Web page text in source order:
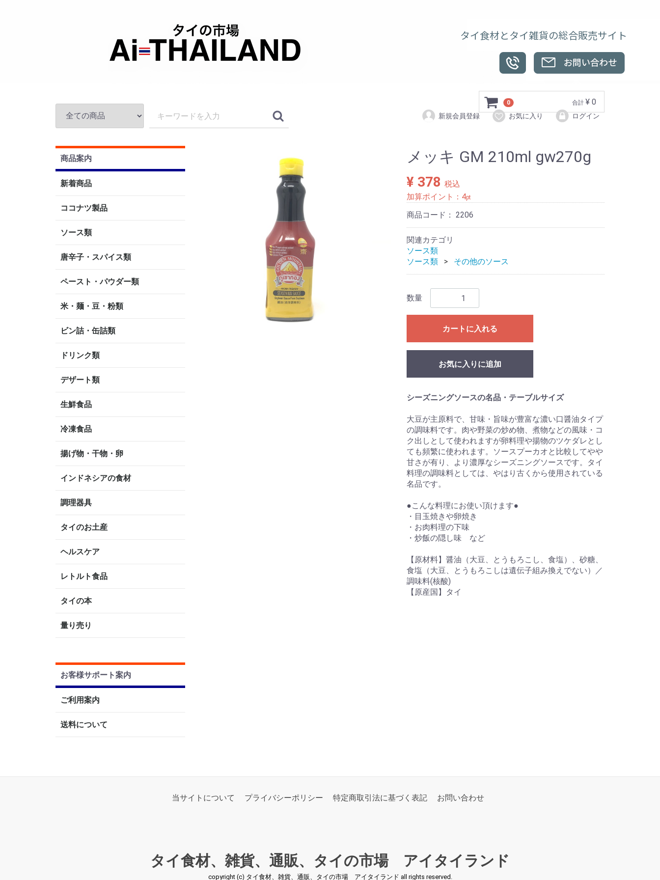
タイ食材とタイ雑貨の総合販売サイト
0 合計 ¥ 0
新規会員登録 お気に入り ログイン
商品案内
新着商品
ココナツ製品
ソース類
唐辛子・スパイス類
ペースト・パウダー類
米・麺・豆・粉類
ビン詰・缶詰類
ドリンク類
デザート類
生鮮食品
冷凍食品
揚げ物・干物・卵
インドネシアの食材
調理器具
タイのお土産
ヘルスケア
レトルト食品
タイの本
量り売り
お客様サポート案内
ご利用案内
送料について
メッキ GM 210ml gw270g
¥ 378 税込
加算ポイント： 4pt
商品コード： 2206
関連カテゴリ
ソース類
ソース類
その他のソース
数量
カートに入れる
お気に入りに追加
シーズニングソースの名品・テーブルサイズ
大豆が主原料で、甘味・旨味が豊富な濃い口醤油タイプ
の調味料です。肉や野菜の炒め物、煮物などの風味・コ
ク出しとして使われますが卵料理や揚物のツケダレとし
ても頻繁に使われます。ソースプーカオと比較してやや
甘さが有り、より濃厚なシーズニングソースです。タイ
料理の調味料としては、やはり古くから使用されている
名品です。
●こんな料理にお使い頂けます●
・目玉焼きや卵焼き
・お肉料理の下味
・炒飯の隠し味 など
【原材料】醤油（大豆、とうもろこし、食塩）、砂糖、
食塩（大豆、とうもろこしは遺伝子組み換えでない）／
調味料(核酸)
【原産国】タイ
当サイトについて プライバシーポリシー 特定商取引法に基づく表記 お問い合わせ
タイ食材、雑貨、通販、タイの市場 アイタイランド
copyright (c) タイ食材、雑貨、通販、タイの市場 アイタイランド all rights reserved.